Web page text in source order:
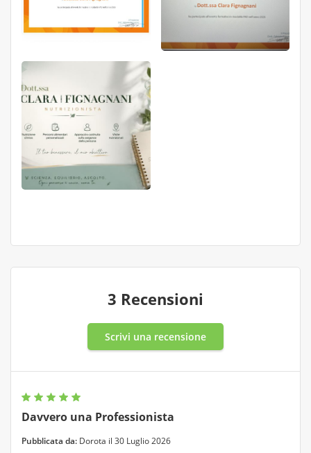
3 Recensioni
Scrivi una recensione
Davvero una Professionista
Pubblicata da: Dorota il 30 Luglio 2026